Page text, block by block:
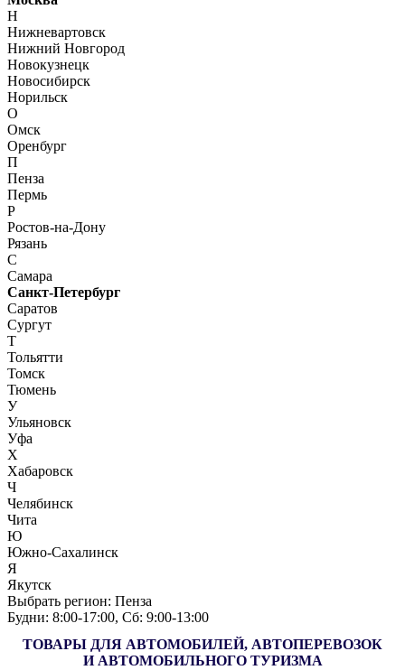
Н
Нижневартовск
Нижний Новгород
Новокузнецк
Новосибирск
Норильск
О
Омск
Оренбург
П
Пенза
Пермь
Р
Ростов-на-Дону
Рязань
С
Самара
Санкт-Петербург
Саратов
Сургут
Т
Тольятти
Томск
Тюмень
У
Ульяновск
Уфа
Х
Хабаровск
Ч
Челябинск
Чита
Ю
Южно-Сахалинск
Я
Якутск
Выбрать регион: Пенза
Будни: 8:00‑17:00, Сб: 9:00‑13:00
ТОВАРЫ ДЛЯ АВТОМОБИЛЕЙ, АВТОПЕРЕВОЗОК
И АВТОМОБИЛЬНОГО ТУРИЗМА